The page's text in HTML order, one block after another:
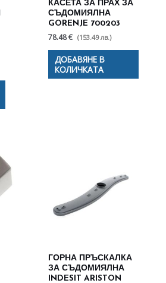
КАСЕТА ЗА ПРАХ ЗА
СЪДОМИЯЛНА
GORENJE 700203
78.48 € (153.49 лв.)
ДОБАВЯНЕ В
КОЛИЧКАТА
ГОРНА ПРЪСКАЛКА
ЗА СЪДОМИЯЛНА
INDESIT ARISTON